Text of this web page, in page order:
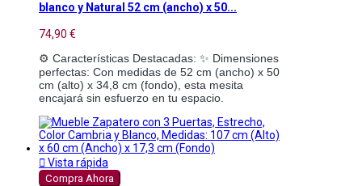
blanco y Natural 52 cm (ancho) x 50...
74,90 €
⚙️ Características Destacadas: ✨ Dimensiones
perfectas: Con medidas de 52 cm (ancho) x 50
cm (alto) x 34,8 cm (fondo), esta mesita
encajará sin esfuerzo en tu espacio.
 Vista rápida
Compra Ahora